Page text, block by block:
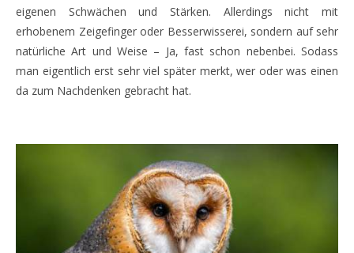
eigenen Schwächen und Stärken. Allerdings nicht mit
erhobenem Zeigefinger oder Besserwisserei, sondern auf sehr
natürliche Art und Weise – Ja, fast schon nebenbei. Sodass
man eigentlich erst sehr viel später merkt, wer oder was einen
da zum Nachdenken gebracht hat.